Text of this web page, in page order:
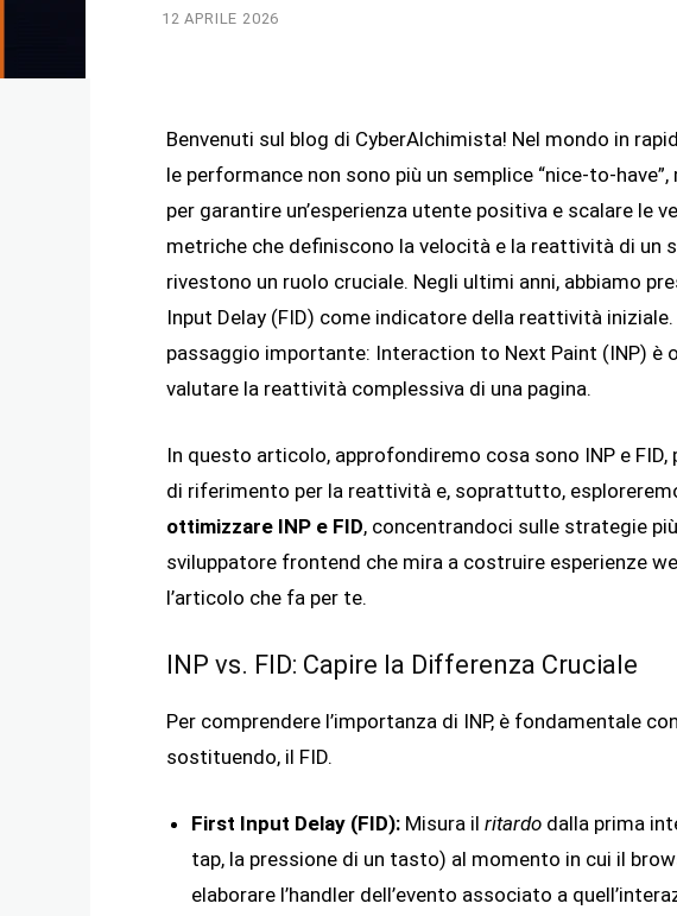
12 APRILE 2026
Benvenuti sul blog di CyberAlchimista! Nel mondo in
le performance non sono più un semplice “nice-to-
per garantire un’esperienza utente positiva e scalare le
metriche che definiscono la velocità e la reattività di un
rivestono un ruolo cruciale. Negli ultimi anni, abbiamo
Input Delay (FID) come indicatore della reattività
passaggio importante: Interaction to Next Paint (INP) è
valutare la reattività complessiva di una pagina.
In questo articolo, approfondiremo cosa sono INP e
di riferimento per la reattività e, soprattutto,
ottimizzare INP e FID, concentrandoci sulle strategie
sviluppatore frontend che mira a costruire esperienze
l’articolo che fa per te.
INP vs. FID: Capire la Differenza Cruciale
Per comprendere l’importanza di INP, è fondamentale
sostituendo, il FID.
First Input Delay (FID): Misura il ritardo dalla prima
tap, la pressione di un tasto) al momento in cui il
elaborare l’handler dell’evento associato a